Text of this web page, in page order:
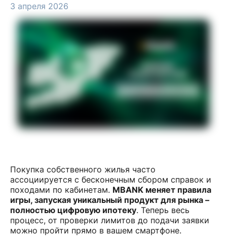
3 апреля 2026
Покупка собственного жилья часто
ассоциируется с бесконечным сбором справок и
походами по кабинетам. MBANK меняет правила
игры, запуская уникальный продукт для рынка –
полностью цифровую ипотеку. Теперь весь
процесс, от проверки лимитов до подачи заявки
можно пройти прямо в вашем смартфоне.